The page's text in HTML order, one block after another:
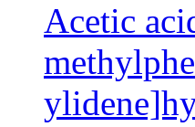
Acetic